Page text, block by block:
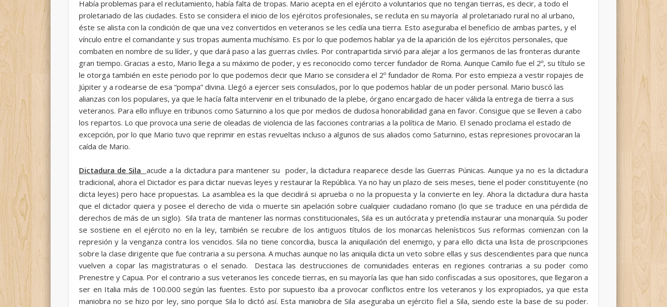
Había problemas para el reclutamiento, había falta de tropas. Mario acepta en el ejército a voluntarios que no tengan tierras, es decir, a todo el
proletariado de las ciudades. Esto se considera el inicio de los ejércitos profesionales, se recluta en su mayoría al proletariado rural no al urbano,
éste se alista con la condición de que una vez convertidos en veteranos se les cedía una tierra. Esto aseguraba el beneficio de ambas partes, y el
vínculo entre el comandante y sus tropas aumenta muchísimo. Es por lo que podemos hablar ya de la aparición de los ejércitos personales, que
combaten en nombre de su líder, y que dará paso a las guerras civiles. Por contrapartida sirvió para alejar a los germanos de las fronteras durante
gran tiempo. Gracias a esto, Mario llega a su máximo de poder, y es reconocido como tercer fundador de Roma. Aunque Camilo fue el 2º, su título se
le otorga también en este periodo por lo que podemos decir que Mario se considera el 2º fundador de Roma. Por esto empieza a vestir ropajes de
Júpiter y a rodearse de esa “pompa” divina. Llegó a ejercer seis consulados, por lo que podemos hablar de un poder personal. Mario buscó las
alianzas con los populares, ya que le hacía falta intervenir en el tribunado de la plebe, órgano encargado de hacer válida la entrega de tierra a sus
veteranos. Para ello influye en tribunos como Saturnino a los que por medios de dudosa honorabilidad gana en favor. Consigue que se lleven a cabo
los repartos. Lo que provoca una serie de oleadas de violencia de las facciones contrarias a la política de Mario. El senado proclama el estado de
excepción, por lo que Mario tuvo que reprimir en estas revueltas incluso a algunos de sus aliados como Saturnino, estas represiones provocaran la
caída de Mario.
Dictadura de Sila acude a la dictadura para mantener su poder, la dictadura reaparece desde las Guerras Púnicas. Aunque ya no es la dictadura
tradicional, ahora el Dictador es para dictar nuevas leyes y restaurar la República. Ya no hay un plazo de seis meses, tiene el poder constituyente (no
dicta leyes) pero hace propuestas. La asamblea es la que decidirá si aprueba o no la propuesta y la convierte en ley. Ahora la dictadura dura hasta
que el dictador quiera y posee el derecho de vida o muerte sin apelación sobre cualquier ciudadano romano (lo que se traduce en una pérdida de
derechos de más de un siglo). Sila trata de mantener las normas constitucionales, Sila es un autócrata y pretendía instaurar una monarquía. Su poder
se sostiene en el ejército no en la ley, también se recubre de los antiguos títulos de los monarcas helenísticos Sus reformas comienzan con la
represión y la venganza contra los vencidos. Sila no tiene concordia, busca la aniquilación del enemigo, y para ello dicta una lista de proscripciones
sobre la clase dirigente que fue contraria a su persona. A muchas aunque no las aniquila dicta un veto sobre ellas y sus descendientes para que nunca
vuelven a copar las magistraturas o el senado. Destaca las destrucciones de comunidades enteras en regiones contrarias a su poder como
Prenestre y Capua. Por el contrario a sus veteranos les concede tierras, en su mayoría las que han sido confiscadas a sus opositores, que llegaron a
ser en Italia más de 100.000 según las fuentes. Esto por supuesto iba a provocar conflictos entre los veteranos y los expropiados, ya que esta
maniobra no se hizo por ley, sino porque Sila lo dictó así. Esta maniobra de Sila aseguraba un ejército fiel a Sila, siendo este la base de su poder.